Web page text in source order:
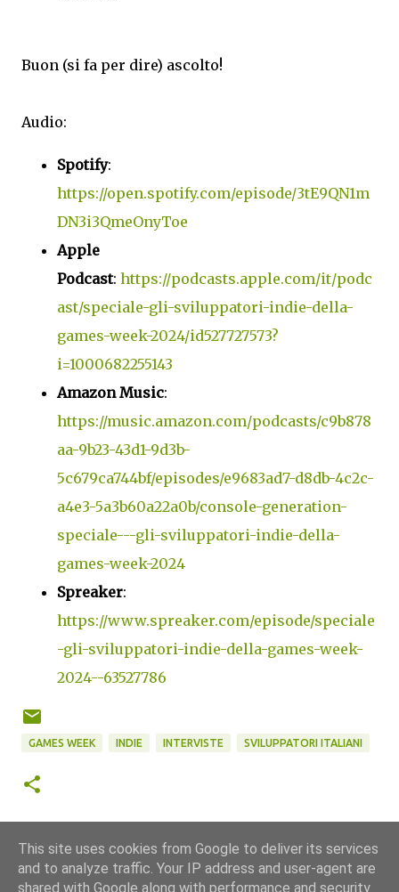
Buon (si fa per dire) ascolto!
Audio:
Spotify:
https://open.spotify.com/episode/3tE9QN1m
DN3i3QmeOnyToe
Apple
Podcast: https://podcasts.apple.com/it/podc
ast/speciale-gli-sviluppatori-indie-della-
games-week-2024/id527727573?
i=1000682255143
Amazon Music:
https://music.amazon.com/podcasts/c9b878
aa-9b23-43d1-9d3b-
5c679ca744bf/episodes/e9683ad7-d8db-4c2c-
a4e3-5a3b60a22a0b/console-generation-
speciale---gli-sviluppatori-indie-della-
games-week-2024
Spreaker:
https://www.spreaker.com/episode/speciale
-gli-sviluppatori-indie-della-games-week-
2024--63527786
GAMES WEEK INDIE INTERVISTE SVILUPPATORI ITALIANI
This site uses cookies from Google to deliver its services
and to analyze traffic. Your IP address and user-agent are
shared with Google along with performance and security